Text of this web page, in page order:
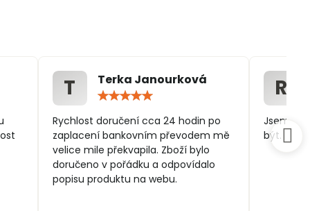
T
Terka Janourková
/
5
Rychlost doručení cca 24 hodin po
zaplacení bankovním převodem mě
velice mile překvapila. Zboží bylo
doručeno v pořádku a odpovídalo
popisu produktu na webu.
R
Jsem
být.